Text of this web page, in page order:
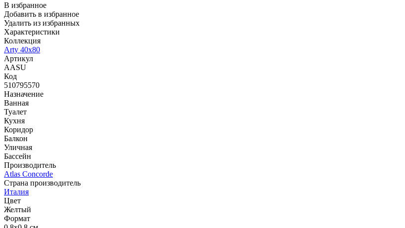
В избранное
Добавить в избранное
Удалить из избранных
Характеристики
Коллекция
Arty 40x80
Артикул
AASU
Код
510795570
Назначение
Ванная
Туалет
Кухня
Коридор
Балкон
Уличная
Бассейн
Производитель
Atlas Concorde
Страна производитель
Италия
Цвет
Желтый
Формат